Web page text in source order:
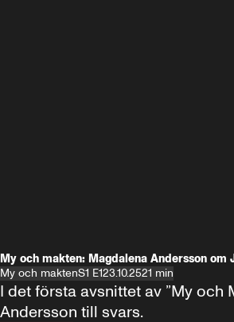
My och makten: Magdalena Andersson om
My och maktenS1 E123.10.2521 min
I det första avsnittet av ”My
Andersson till svars.